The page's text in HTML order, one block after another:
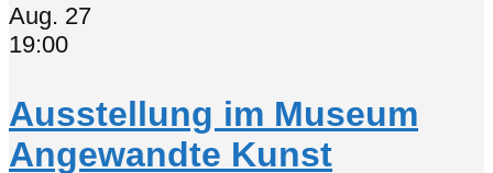
Aug. 27
19:00
Ausstellung im Museum
Angewandte Kunst